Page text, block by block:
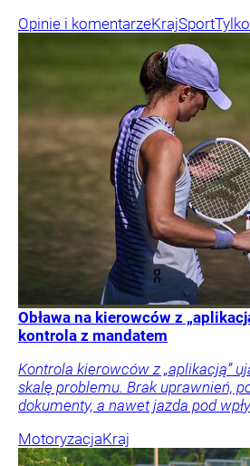
Opinie i komentarzeKrajSport
Obława na kierowców z
kontrola z mandatem
Kontrola kierowców z „aplikacją”
skalę problemu. Brak uprawnień,
dokumenty, a nawet jazda pod
MotoryzacjaKraj